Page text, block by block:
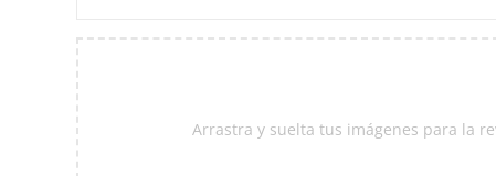
Arrastra y suelta tus imágenes para la